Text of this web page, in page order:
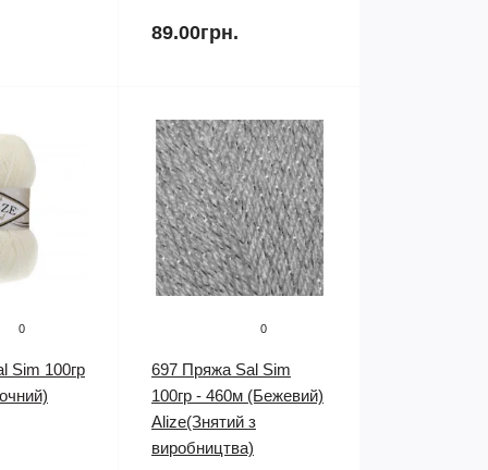
89.00грн.
0
Sim 100гр
0
697 Пряжа Sal Sim
100гр - 460м (Бежевий)
Alize(Знятий з
виробництва)